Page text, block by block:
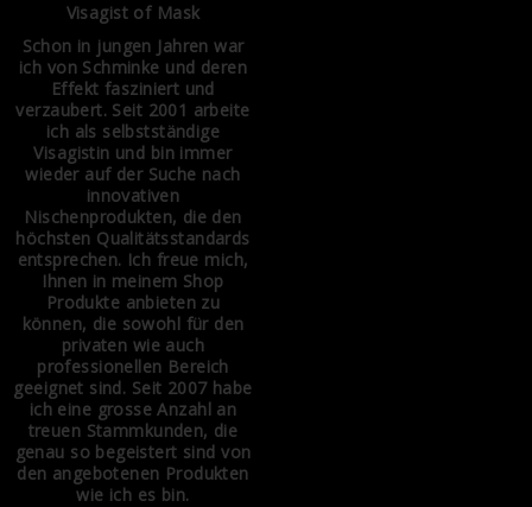
Visagist of Mask
Schon in jungen Jahren war
ich von Schminke und deren
Effekt fasziniert und
verzaubert. Seit 2001 arbeite
ich als selbstständige
Visagistin und bin immer
wieder auf der Suche nach
innovativen
Nischenprodukten, die den
höchsten Qualitätsstandards
entsprechen. Ich freue mich,
Ihnen in meinem Shop
Produkte anbieten zu
können, die sowohl für den
privaten wie auch
professionellen Bereich
geeignet sind. Seit 2007 habe
ich eine grosse Anzahl an
treuen Stammkunden, die
genau so begeistert sind von
den angebotenen Produkten
wie ich es bin.